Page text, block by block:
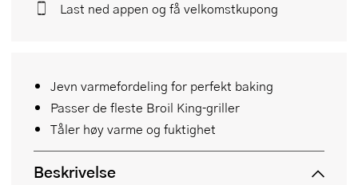
Jevn varmefordeling for perfekt baking
Passer de fleste Broil King‑griller
Tåler høy varme og fuktighet
Beskrivelse
Last ned appen og få velkomstkupong